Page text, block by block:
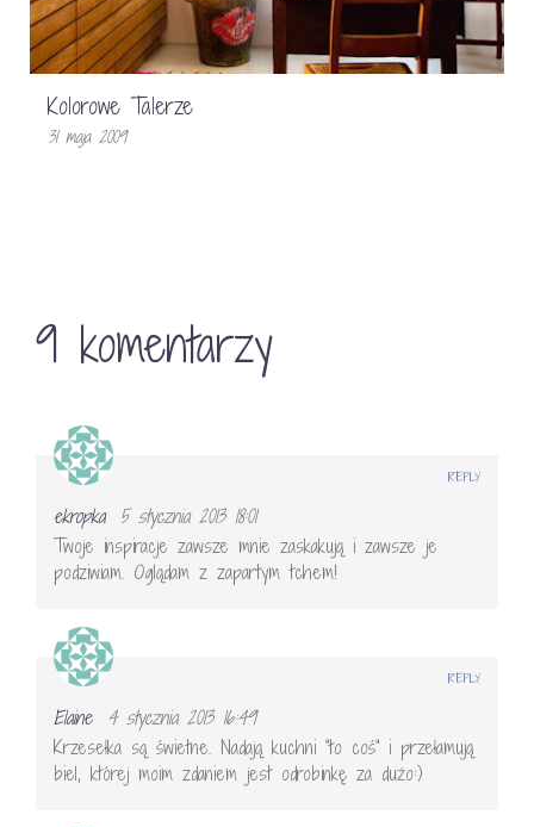
Kolorowe Talerze
31 maja 2009
9 komentarzy
ekropka
5 stycznia 2013 18:01
Twoje inspiracje zawsze mnie zaskakują i zawsze je
podziwiam. Oglądam z zapartym tchem!
REPLY
Elaine
4 stycznia 2013 16:49
Krzesełka są świetne. Nadają kuchni "to coś" i przełamują
biel, której moim zdaniem jest odrobinkę za dużo:)
REPLY